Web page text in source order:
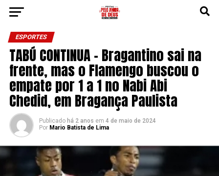
ESPORTES
TABÚ CONTINUA – Bragantino sai na
frente, mas o Flamengo buscou o
empate por 1 a 1 no Nabi Abi
Chedid, em Bragança Paulista
Publicado há 2 anos em 4 de maio de 2024
Por Mario Batista de Lima